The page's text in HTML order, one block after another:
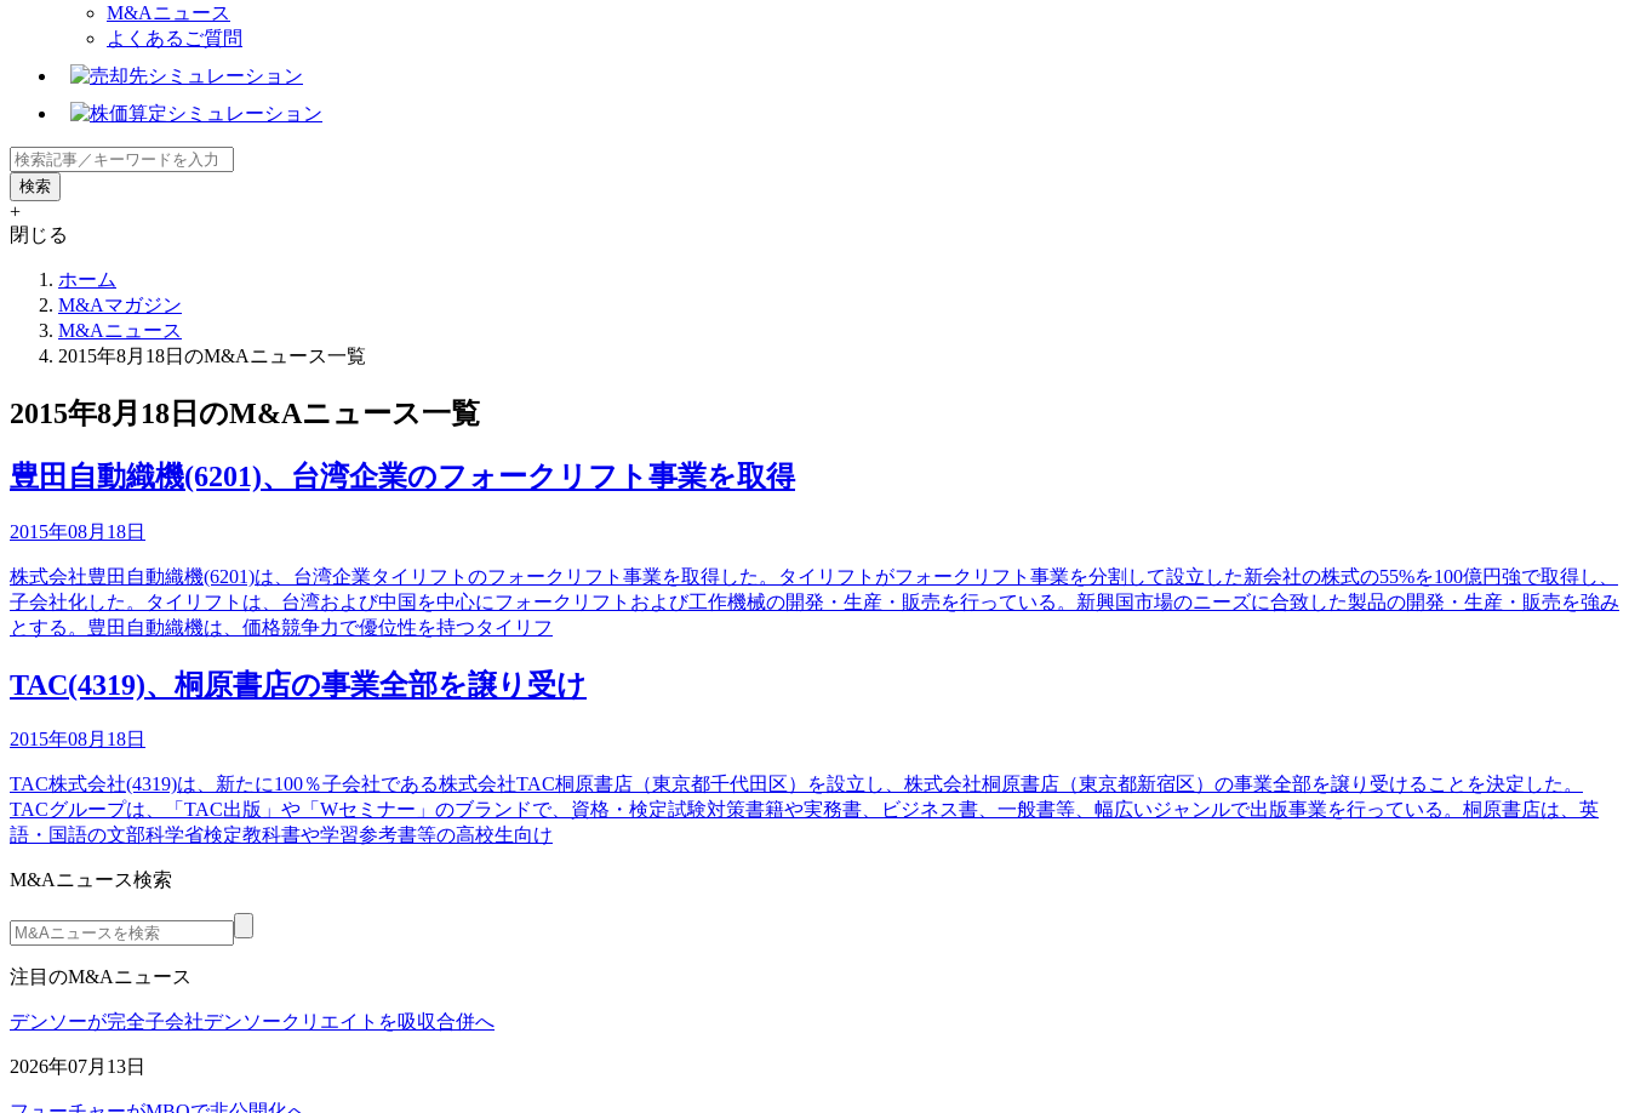
M&Aニュース
よくあるご質問
+
閉じる
ホーム
M&Aマガジン
M&Aニュース
2015年8月18日のM&Aニュース一覧
2015年8月18日のM&Aニュース一覧
豊田自動織機(6201)、台湾企業のフォークリフト事業を取得
2015年08月18日
株式会社豊田自動織機(6201)は、台湾企業タイリフトのフォークリフト事業を取得した。タイリフトがフォークリフト事業を分割して設立した新会社の株式の55%を100億円強で取得し、
子会社化した。タイリフトは、台湾および中国を中心にフォークリフトおよび工作機械の開発・生産・販売を行っている。新興国市場のニーズに合致した製品の開発・生産・販売を強み
とする。豊田自動織機は、価格競争力で優位性を持つタイリフ
TAC(4319)、桐原書店の事業全部を譲り受け
2015年08月18日
TAC株式会社(4319)は、新たに100％子会社である株式会社TAC桐原書店（東京都千代田区）を設立し、株式会社桐原書店（東京都新宿区）の事業全部を譲り受けることを決定した。
TACグループは、「TAC出版」や「Wセミナー」のブランドで、資格・検定試験対策書籍や実務書、ビジネス書、一般書等、幅広いジャンルで出版事業を行っている。桐原書店は、英
語・国語の文部科学省検定教科書や学習参考書等の高校生向け
M&Aニュース検索
注目のM&Aニュース
デンソーが完全子会社デンソークリエイトを吸収合併へ
2026年07月13日